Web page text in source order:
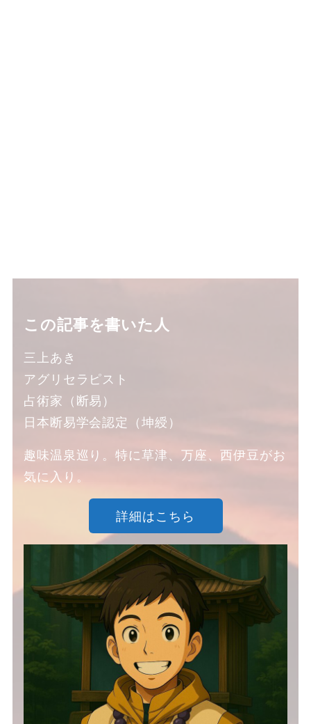
この記事を書いた人
三上あき
アグリセラピスト
占術家（断易）
日本断易学会認定（坤綬）
趣味温泉巡り。特に草津、万座、西伊豆がお
気に入り。
詳細はこちら